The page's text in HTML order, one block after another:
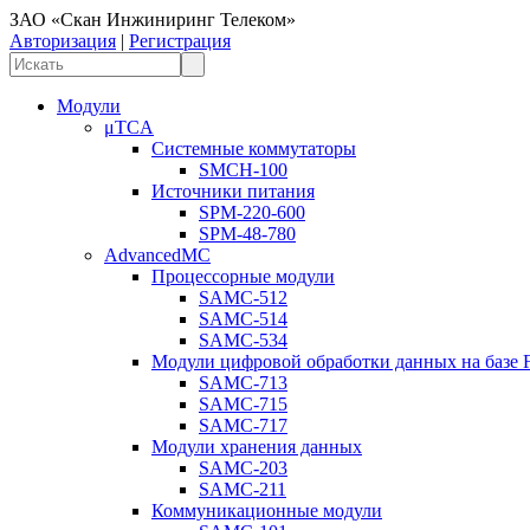
ЗАО «Скан Инжиниринг Телеком»
Авторизация | Регистрация
Модули
μTCA
Системные коммутаторы
SMCH-100
Источники питания
SPM-220-600
SPM-48-780
AdvancedMC
Процессорные модули
SAMC-512
SAMC-514
SAMC-534
Модули цифровой обработки данных на базе
SAMC-713
SAMC-715
SAMC-717
Модули хранения данных
SAMC-203
SAMC-211
Коммуникационные модули